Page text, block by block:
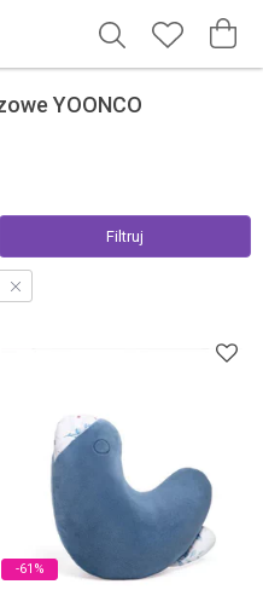
YOONCO
Filtruj
-61%